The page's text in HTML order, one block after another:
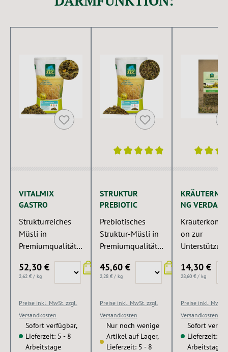
VITALMIX
GASTRO
Strukturreiches
Müsli in
Premiumqualität
Pferde.
52,30 €
2,62 € / kg
Preise inkl. MwSt. zzgl.
Versandkosten
Sofort verfügbar,
Lieferzeit: 5 - 8
Arbeitstage
STRUKTUR
PREBIOTIC
Prebiotisches
Struktur-Müsli in
Premiumqualität
empfindlichem
45,60 €
2,28 € / kg
Preise inkl. MwSt. zzgl.
Versandkosten
Nur noch wenige
Artikel auf Lager,
Lieferzeit: 5 - 8
NG
on zur
ates des
14,30 €
28,60 € / kg
Preise inkl. MwSt.
Versandkosten
Sofort
Lieferzeit: 5
Arbeitstage